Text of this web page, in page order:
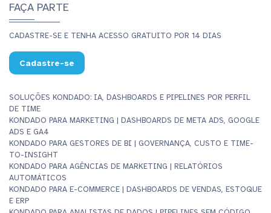
FAÇA PARTE
CADASTRE-SE E TENHA ACESSO GRATUITO POR 14 DIAS
Cadastre-se
SOLUÇÕES KONDADO: IA, DASHBOARDS E PIPELINES POR PERFIL
DE TIME
KONDADO PARA MARKETING | DASHBOARDS DE META ADS, GOOGLE
ADS E GA4
KONDADO PARA GESTORES DE BI | GOVERNANÇA, CUSTO E TIME-
TO-INSIGHT
KONDADO PARA AGÊNCIAS DE MARKETING | RELATÓRIOS
AUTOMÁTICOS
KONDADO PARA E-COMMERCE | DASHBOARDS DE VENDAS, ESTOQUE
E ERP